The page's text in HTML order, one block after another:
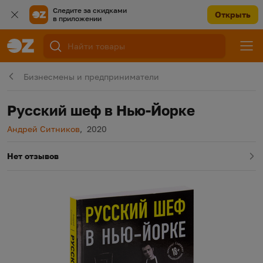
Следите за скидками
в приложении
Открыть
Бизнесмены и предприниматели
Русский шеф в Нью-Йорке
Автор
Андрей Ситников, Год издания
2020
Нет отзывов